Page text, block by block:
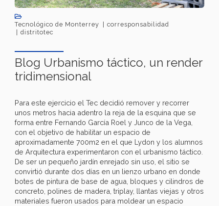
Tecnológico de Monterrey
corresponsabilidad
distritotec
Blog Urbanismo táctico, un render
tridimensional
Para este ejercicio el Tec decidió remover y recorrer
unos metros hacia adentro la reja de la esquina que se
forma entre Fernando García Roel y Junco de la Vega,
con el objetivo de habilitar un espacio de
aproximadamente 700m2 en el que Lydon y los alumnos
de Arquitectura experimentaron con el urbanismo táctico.
De ser un pequeño jardín enrejado sin uso, el sitio se
convirtió durante dos días en un lienzo urbano en donde
botes de pintura de base de agua, bloques y cilindros de
concreto, polines de madera, triplay, llantas viejas y otros
materiales fueron usados para moldear un espacio